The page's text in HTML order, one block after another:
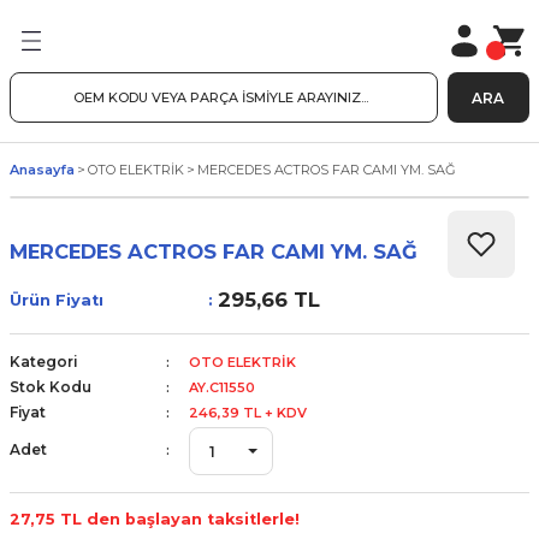
ARA
Anasayfa OTO ELEKTRİK MERCEDES ACTROS FAR CAMI YM. SAĞ
MERCEDES ACTROS FAR CAMI YM. SAĞ
Ürün Fiyatı 295,66 TL
Kategori OTO ELEKTRİK
Stok Kodu AY.C11550
Fiyat 246,39 TL + KDV
Adet
27,75 TL den başlayan taksitlerle!